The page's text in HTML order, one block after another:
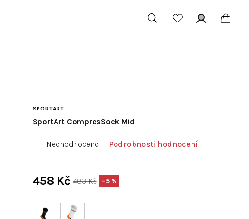
košík
SPORTART
SportArt CompresSock Mid
hodnocení
0,0
5
Neohodnoceno Podrobnosti hodnocení
483 Kč –5 %
458 Kč
cena: